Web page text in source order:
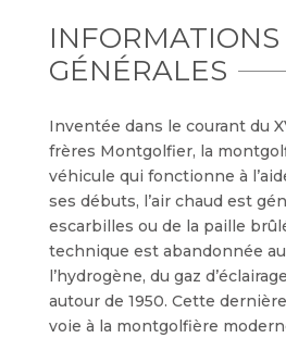
INFORMATIONS
GÉNÉRALES
Inventée dans le courant du
frères Montgolfier, la
véhicule qui fonctionne à
ses débuts, l’air chaud est
escarbilles ou de la paille
technique est abandonnée
l’hydrogène, du gaz
autour de 1950. Cette
voie à la montgolfière